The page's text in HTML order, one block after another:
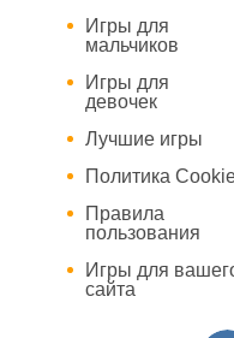
Игры для
мальчиков
Игры для
девочек
Лучшие игры
Политика
Правила
пользования
Игры для
сайта